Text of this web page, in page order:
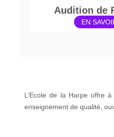
Audition de
EN
L’Ecole de la Harpe offre
enseignement de qualité,